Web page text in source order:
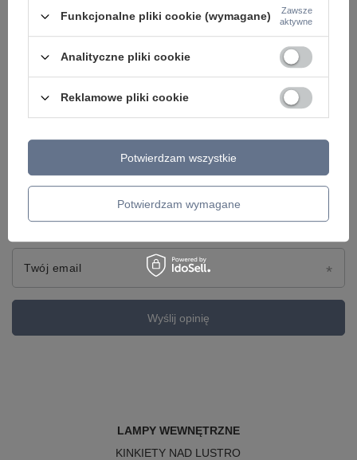
Treść twojej opinii
Twoje imię
Twój email
Wyślij opinię
LAMPY WEWNĘTRZNE
KINKIETY NAD LUSTRO
Funkcjonalne pliki cookie (wymagane)
Zawsze
aktywne
Analityczne pliki cookie
Reklamowe pliki cookie
Potwierdzam wymagane
Potwierdzam wszystkie